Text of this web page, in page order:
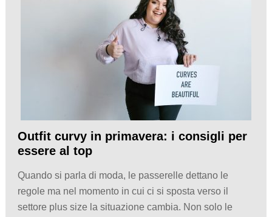
Outfit curvy in primavera: i consigli per
essere al top
Quando si parla di moda, le passerelle dettano le
regole ma nel momento in cui ci si sposta verso il
settore plus size la situazione cambia. Non solo le